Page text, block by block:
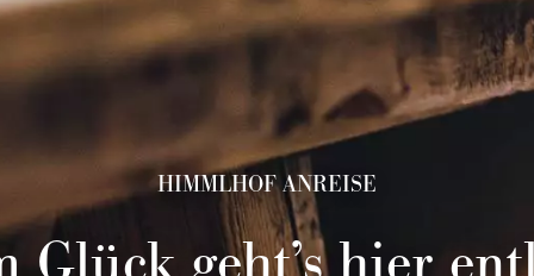
HIMMLHOF ANREISE
Glück geht’s hier